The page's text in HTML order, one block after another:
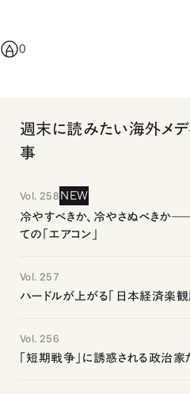
0
週末に読みたい海外メデ
事
Vol. 258 NEW
冷やすべきか、冷やさぬべきか
ての「エアコン」
Vol. 257
ハードルが上がる「日本経済楽観
Vol. 256
「短期戦争」に誘惑される政治家